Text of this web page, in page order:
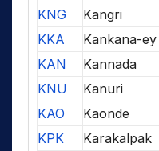
KNG
Kangri
KKA
Kankana-ey
KAN
Kannada
KNU
Kanuri
KAO
Kaonde
KPK
Karakalpak